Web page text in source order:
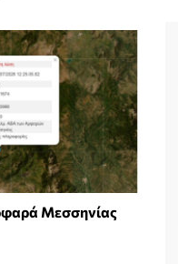
Μεσσηνίας